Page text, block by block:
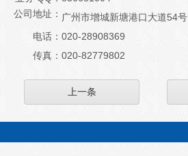
公司地址： 广州市增城新塘港口大道54号
电话： 020-28908369
传真： 020-82779802
上一条